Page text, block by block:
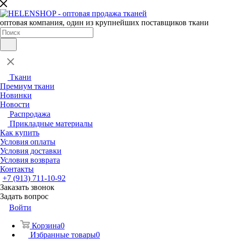
оптовая компания, один из крупнейших поставщиков ткани
Ткани
Премиум ткани
Новинки
Новости
Распродажа
Прикладные материалы
Как купить
Условия оплаты
Условия доставки
Условия возврата
Контакты
+7 (913) 711-10-92
Заказать звонок
Задать вопрос
Войти
Корзина0
Избранные товары0